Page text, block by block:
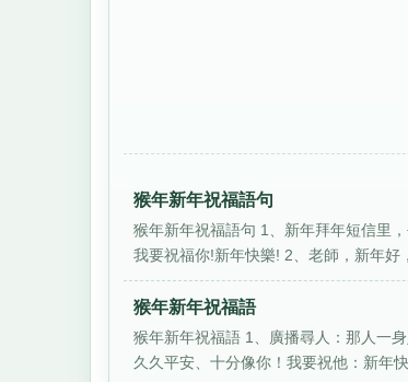
猴年新年祝福語句
猴年新年祝福語句 1、新年拜年短信里
我要祝福你!新年快樂! 2、老師，新年好
猴年新年祝福語
猴年新年祝福語 1、廣播尋人：那人一
久久平安、十分像你！我要祝他：新年